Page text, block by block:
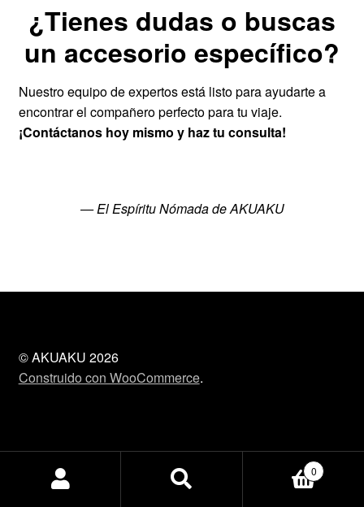
¿Tienes dudas o buscas
un accesorio específico?
Nuestro equipo de expertos está listo para ayudarte a
encontrar el compañero perfecto para tu viaje.
¡Contáctanos hoy mismo y haz tu consulta!
— El Espíritu Nómada de AKUAKU
© AKUAKU 2026
Construido con WooCommerce.
0